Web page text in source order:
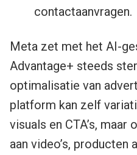
contactaanvragen.
Meta zet met het AI-
Advantage+ steeds
optimalisatie van
platform kan zelf
visuals en CTA’s,
aan video’s, producten